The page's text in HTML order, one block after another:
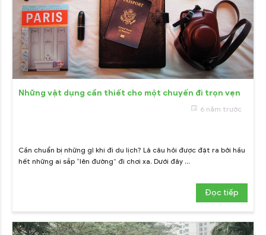
Những vật dụng cần thiết cho một chuyến đi trọn vẹn
6 năm trước
Cần chuẩn bị những gì khi đi du lịch? Là câu hỏi được đặt ra bởi hầu
hết những ai sắp “lên đường” đi chơi xa. Dưới đây ...
Đọc tiếp